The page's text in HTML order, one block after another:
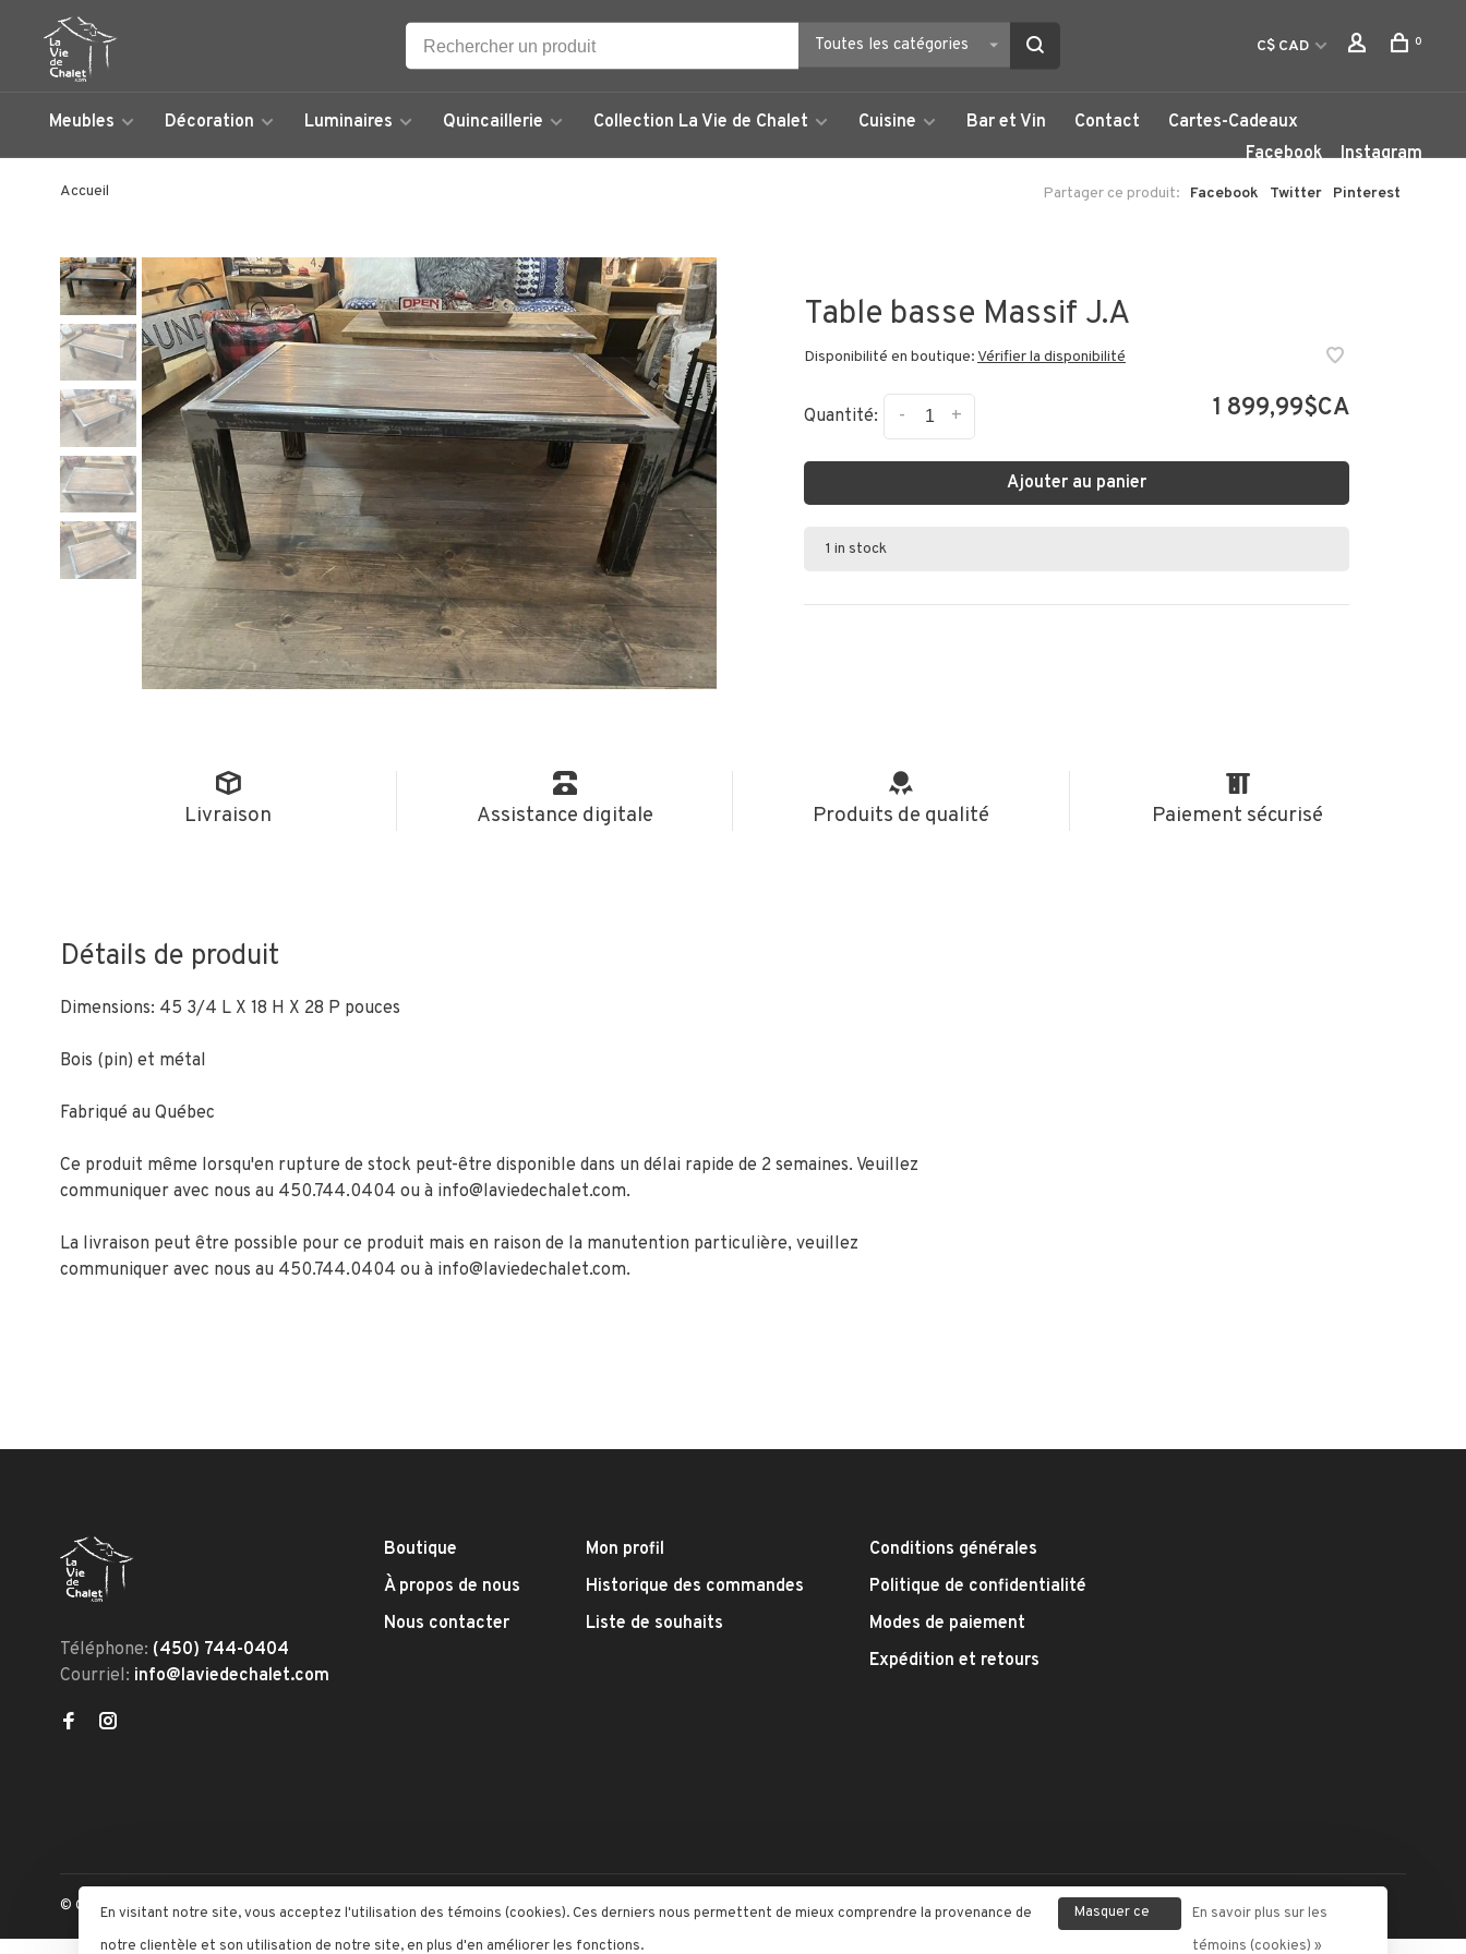
Toutes les catégories C$ CAD 0
Meubles Décoration Luminaires Quincaillerie Collection La Vie de Chalet Cuisine Bar et Vin Contact
Cartes-Cadeaux
Facebook
Instagram
Accueil Partager ce produit: Facebook Twitter Pinterest
Table basse Massif J.A
Disponibilité en boutique:Vérifier la disponibilité
Quantité: +
- 1 899,99$CA
Ajouter au panier
1 in stock
Livraison Assistance digitale Produits de qualité Paiement sécurisé
Détails de produit
Dimensions: 45 3/4 L X 18 H X 28 P pouces
Bois (pin) et métal
Fabriqué au Québec
Ce produit même lorsqu'en rupture de stock peut-être disponible dans un délai rapide de 2 semaines. Veuillez
communiquer avec nous au 450.744.0404 ou à info@laviedechalet.com.
La livraison peut être possible pour ce produit mais en raison de la manutention particulière, veuillez
communiquer avec nous au 450.744.0404 ou à info@laviedechalet.com.
Téléphone: (450) 744-0404
Courriel: info@laviedechalet.com
Boutique
À propos de nous
Nous contacter
Mon profil
Historique des commandes
Liste de souhaits
Conditions générales
Politique de confidentialité
Modes de paiement
Expédition et retours
© Copyright 2026 La Vie De Chalet- Powered byLightspeed- Theme by Huysmans.me
En visitant notre site, vous acceptez l'utilisation des témoins (cookies). Ces derniers nous permettent de mieux comprendre la provenance de
notre clientèle et son utilisation de notre site, en plus d'en améliorer les fonctions.
Masquer ce
En savoir plus sur les
témoins (cookies) »